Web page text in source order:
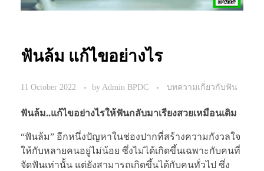
ฟันล้ม แก้ไขอย่างไร
11 October 2022 byAdmin BPDC บทความเกี่ยวกับฟัน
ฟันล้ม..แก้ไขอย่างไรให้ฟันกลับมาเรียงสวยเหมือนเดิม
“ฟันล้ม” อีกหนึ่งปัญหาในช่องปากที่สร้างความกังวลใจ
ให้กับหลายคนอยู่ไม่น้อย ซึ่งไม่ได้เกิดขึ้นเฉพาะกับคนที่
จัดฟันเท่านั้น แต่ยังสามารถเกิดขึ้นได้กับคนทั่วไป ซึ่ง